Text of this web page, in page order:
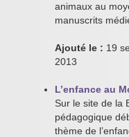
animaux au
manuscrits
Ajouté le : 19
2013
L’enfance au
Sur le site de la
pédagogique
thème de